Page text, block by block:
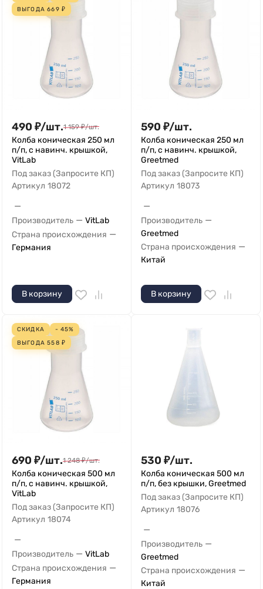
ВЫГОДА669 ₽
490 ₽/шт.1 159 ₽/шт.
Колба коническая 250 мл
п/п, с навинч. крышкой,
VitLab
Под заказ (Запросите КП)
Артикул 18072
—
Производитель — VitLab
Страна происхождения —
Германия
В корзину
590 ₽/шт.
Колба коническая 250 мл
п/п, с навинч. крышкой,
Greetmed
Под заказ (Запросите КП)
Артикул 18073
—
Производитель —
Greetmed
Страна происхождения —
Китай
В корзину
СКИДКА
- 45%
ВЫГОДА558 ₽
690 ₽/шт.1 248 ₽/шт.
Колба коническая 500 мл
п/п, с навинч. крышкой,
VitLab
Под заказ (Запросите КП)
Артикул 18074
—
Производитель — VitLab
Страна происхождения —
Германия
530 ₽/шт.
Колба коническая 500 мл
п/п, без крышки, Greetmed
Под заказ (Запросите КП)
Артикул 18076
—
Производитель —
Greetmed
Страна происхождения —
Китай